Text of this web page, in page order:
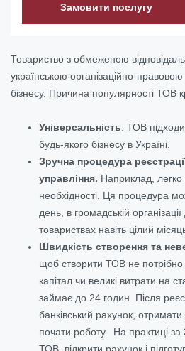
Замовити послугу
Товариство з обмеженою
українською організаційно-
бізнесу. Причина популярності ТОВ
Універсальність: ТОВ
будь-якого бізнесу в Україні.
Зручна процедура
управління. Наприклад, легко
необхідності. Ця процедура
день, в громадській
товариствах навіть цілий
Швидкість створення та
щоб створити ТОВ не потрібно
капітал чи великі витрати на
займає до 24 годин. Після
банківський рахунок,
почати роботу. На практиці
ТОВ, відкрити рахунок і